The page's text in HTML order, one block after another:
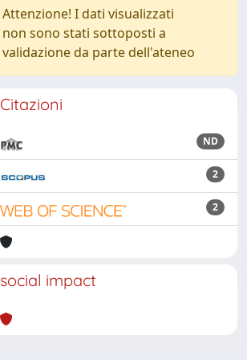
Attenzione! I dati visualizzati
non sono stati sottoposti a
validazione da parte dell'ateneo
Citazioni
ND
2
2
social impact